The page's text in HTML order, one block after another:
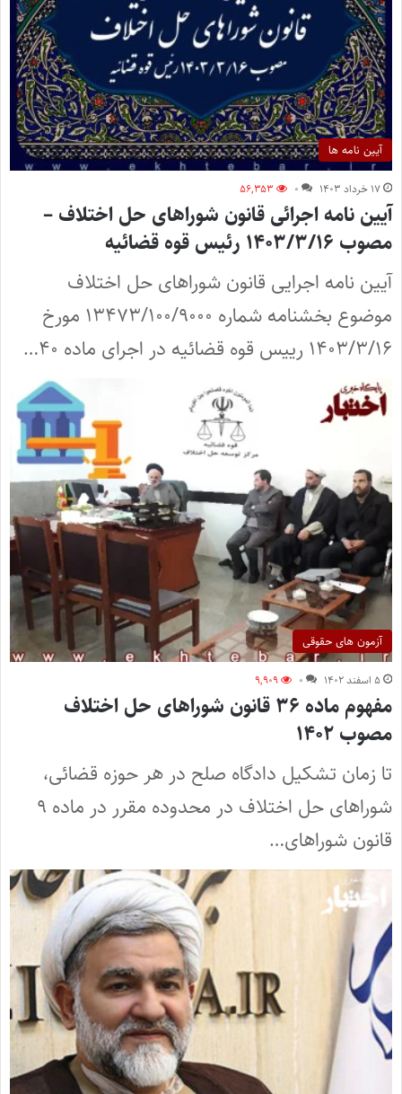
آیین نامه ها
۱۷ خرداد ۱۴۰۳ ۰ ۵۶,۳۵۳
آیین نامه اجرائی قانون شوراهای حل اختلاف –
مصوب ۱۴۰۳/۳/۱۶ رئیس قوه قضائیه
آیین نامه اجرایی قانون شوراهای حل اختلاف
موضوع بخشنامه شماره ۱۳۴۷۳/۱۰۰/۹۰۰۰ مورخ
۱۴۰۳/۳/۱۶ رییس قوه قضائیه در اجرای ماده ۴۰…
آزمون های حقوقی
۵ اسفند ۱۴۰۲ ۰ ۹,۹۰۹
مفهوم ماده ۳۶ قانون شوراهای حل اختلاف
مصوب ۱۴۰۲
تا زمان تشکیل دادگاه‌ صلح در هر حوزه قضائی،
شوراهای حل اختلاف در محدوده مقرر در ماده ۹
قانون شوراهای…